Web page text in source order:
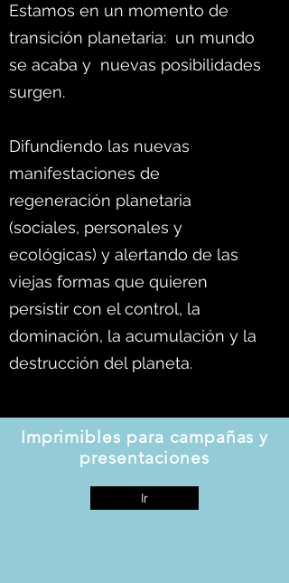
Estamos en un momento de
transición planetaria: un mundo
se acaba y nuevas posibilidades
surgen.
Difundiendo las nuevas
manifestaciones de
regeneración planetaria
(sociales, personales y
ecológicas) y alertando de las
viejas formas que quieren
persistir con el control, la
dominación, la acumulación y la
destrucción del planeta.
Imprimibles para campañas y
presentaciones
Ir